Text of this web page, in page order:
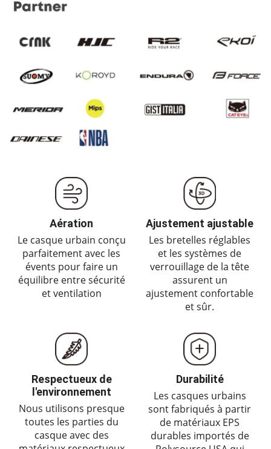
Aération
Le casque urbain conçu
parfaitement avec les
évents pour faire un
équilibre entre sécurité
et ventilation
Ajustement ajustable
Les bretelles réglables
et les systèmes de
verrouillage de la tête
assurent un
ajustement confortable
et sûr.
Respectueux de
l'environnement
Nous utilisons presque
toutes les parties du
casque avec des
Durabilité
Les casques urbains
sont fabriqués à partir
de matériaux EPS
durables importés de